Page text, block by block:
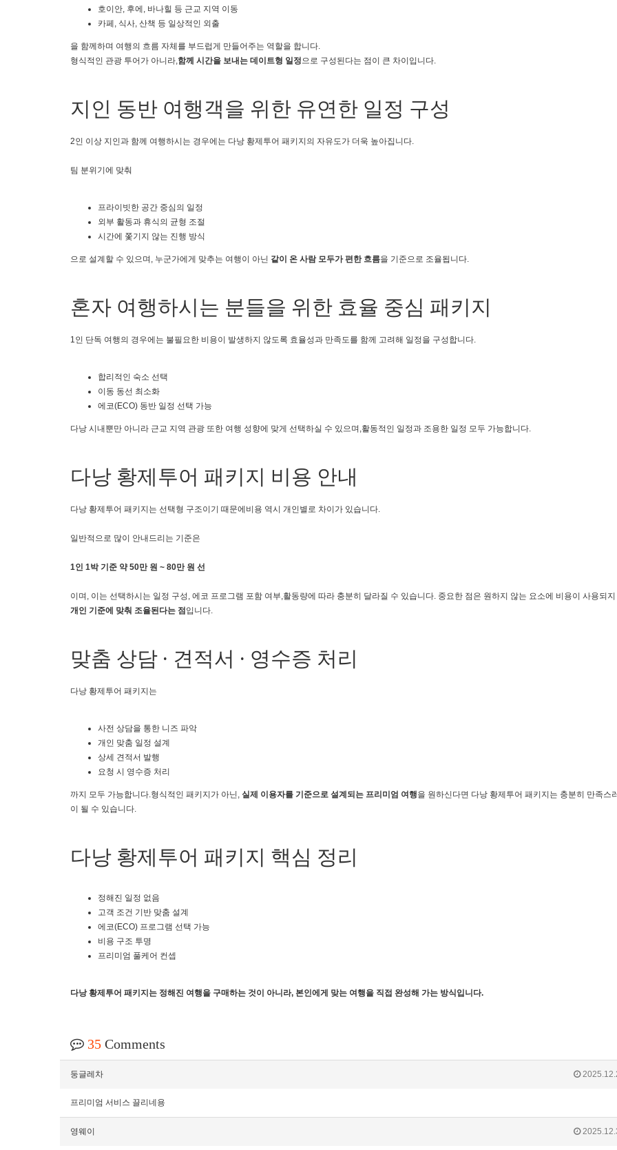
호이안, 후에, 바나힐 등 근교 지역 이동
카페, 식사, 산책 등 일상적인 외출
을 함께하며 여행의 흐름 자체를 부드럽게 만들어주는 역할을 합니다.
형식적인 관광 투어가 아니라,함께 시간을 보내는 데이트형 일정으로 구성된다는 점이 큰 차이입니다.
지인 동반 여행객을 위한 유연한 일정 구성
2인 이상 지인과 함께 여행하시는 경우에는 다낭 황제투어 패키지의 자유도가 더욱 높아집니다.
팀 분위기에 맞춰
프라이빗한 공간 중심의 일정
외부 활동과 휴식의 균형 조절
시간에 쫓기지 않는 진행 방식
으로 설계할 수 있으며, 누군가에게 맞추는 여행이 아닌 같이 온 사람 모두가 편한 흐름을 기준으로 조율됩니다.
혼자 여행하시는 분들을 위한 효율 중심 패키지
1인 단독 여행의 경우에는 불필요한 비용이 발생하지 않도록 효율성과 만족도를 함께 고려해 일정을 구성합니다.
합리적인 숙소 선택
이동 동선 최소화
에코(ECO) 동반 일정 선택 가능
다낭 시내뿐만 아니라 근교 지역 관광 또한 여행 성향에 맞게 선택하실 수 있으며,활동적인 일정과 조용한 일정 모두 가능합니다.
다낭 황제투어 패키지 비용 안내
다낭 황제투어 패키지는 선택형 구조이기 때문에비용 역시 개인별로 차이가 있습니다.
일반적으로 많이 안내드리는 기준은
1인 1박 기준 약 50만 원 ~ 80만 원 선
이며, 이는 선택하시는 일정 구성, 에코 프로그램 포함 여부,활동량에 따라 충분히 달라질 수 있습니다. 중요한 점은 원하지 않는 요소에 비용이 사용되
개인 기준에 맞춰 조율된다는 점 입니다.
맞춤 상담 · 견적서 · 영수증 처리
다낭 황제투어 패키지는
사전 상담을 통한 니즈 파악
개인 맞춤 일정 설계
상세 견적서 발행
요청 시 영수증 처리
까지 모두 가능합니다.형식적인 패키지가 아닌, 실제 이용자를 기준으로 설계되는 프리미엄 여행을 원하신다면 다낭 황제투어 패키지는 충분히 만족스
이 될 수 있습니다.
다낭 황제투어 패키지 핵심 정리
정해진 일정 없음
고객 조건 기반 맞춤 설계
에코(ECO) 프로그램 선택 가능
비용 구조 투명
프리미엄 풀케어 컨셉
다낭 황제투어 패키지는 정해진 여행을 구매하는 것이 아니라, 본인에게 맞는 여행을 직접 완성해 가는 방식입니다.
35 Comments
둥글레차
프리미엄 서비스 끌리네용
영웨이